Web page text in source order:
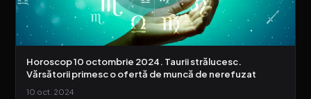
Horoscop 10 octombrie 2024. Taurii strălucesc.
Vărsătorii primesc o ofertă de muncă de nerefuzat
10 oct. 2024